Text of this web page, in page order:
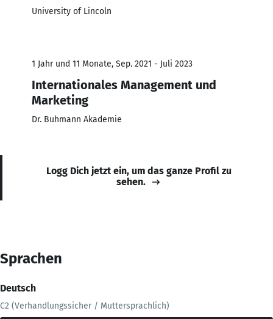
University of Lincoln
1 Jahr und 11 Monate, Sep. 2021 - Juli 2023
Internationales Management und
Marketing
Dr. Buhmann Akademie
Logg Dich jetzt ein, um das ganze Profil zu
sehen.
Sprachen
Deutsch
C2 (Verhandlungssicher / Muttersprachlich)